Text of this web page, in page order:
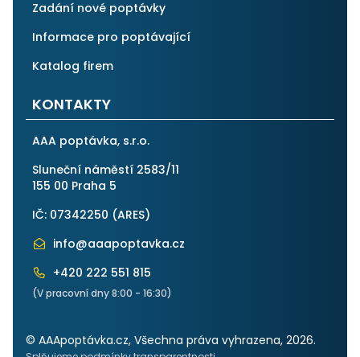
Zadání nové poptávky
Informace pro poptávající
Katalog firem
KONTAKTY
AAA poptávka, s.r.o.
Sluneční náměstí 2583/11
155 00 Praha 5
IČ: 07342250 (ARES)
info@aaapoptavka.cz
+420 222 551 815
(V pracovní dny 8:00 - 16:30)
© AAApoptávka.cz, Všechna práva vyhrazena, 2026.